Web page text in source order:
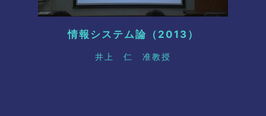
情報システム論（2013）
井上 仁 准教授